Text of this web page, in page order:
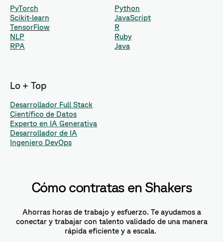
PyTorch
Scikit-learn
TensorFlow
NLP
RPA
Python
JavaScript
R
Ruby
Java
Lo + Top
Desarrollador Full Stack
Científico de Datos
Experto en IA Generativa
Desarrollador de IA
Ingeniero DevOps
Cómo contratas en Shakers
Ahorras horas de trabajo y esfuerzo. Te ayudamos a
conectar y trabajar con talento validado de una manera
rápida eficiente y a escala.